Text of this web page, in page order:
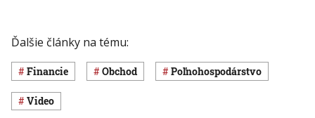
Ďalšie články na tému:
Financie obchod poľnohospodárstvo
Video